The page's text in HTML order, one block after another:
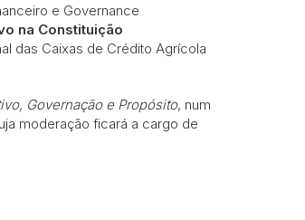
e Governance
na Constituição
das Caixas de Crédito Agrícola
Governação e Propósito, num
moderação ficará a cargo de